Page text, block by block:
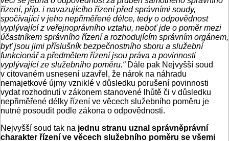
řízení, příp. i navazujícího řízení před správními soudy,
spočívající v jeho nepřiměřené délce, tedy o odpovědnost
vyplývající z veřejnoprávního vztahu, neboť jde o poměr mezi
účastníkem správního řízení a rozhodujícím správním orgánem,
byť jsou jimi příslušník bezpečnostního sboru a služební
funkcionář a předmětem řízení jsou práva a povinnosti
vyplývající ze služebního poměru.“ Dále pak Nejvyšší soud
v citovaném usnesení uzavřel, že nárok na náhradu
nemajetkové újmy vzniklé v důsledku porušení povinnosti
vydat rozhodnutí v zákonem stanovené lhůtě či v důsledku
nepřiměřené délky řízení ve věcech služebního poměru je
nutné posoudit podle zákona o odpovědnosti.
Nejvyšší soud tak na jednu stranu uznal správněprávní
charakter řízení ve věcech služebního poměru se všemi